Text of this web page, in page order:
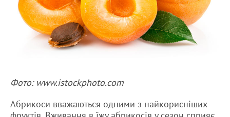
Фото: www.istockphoto.com
Абрикоси вважаються одними з найкорисніших